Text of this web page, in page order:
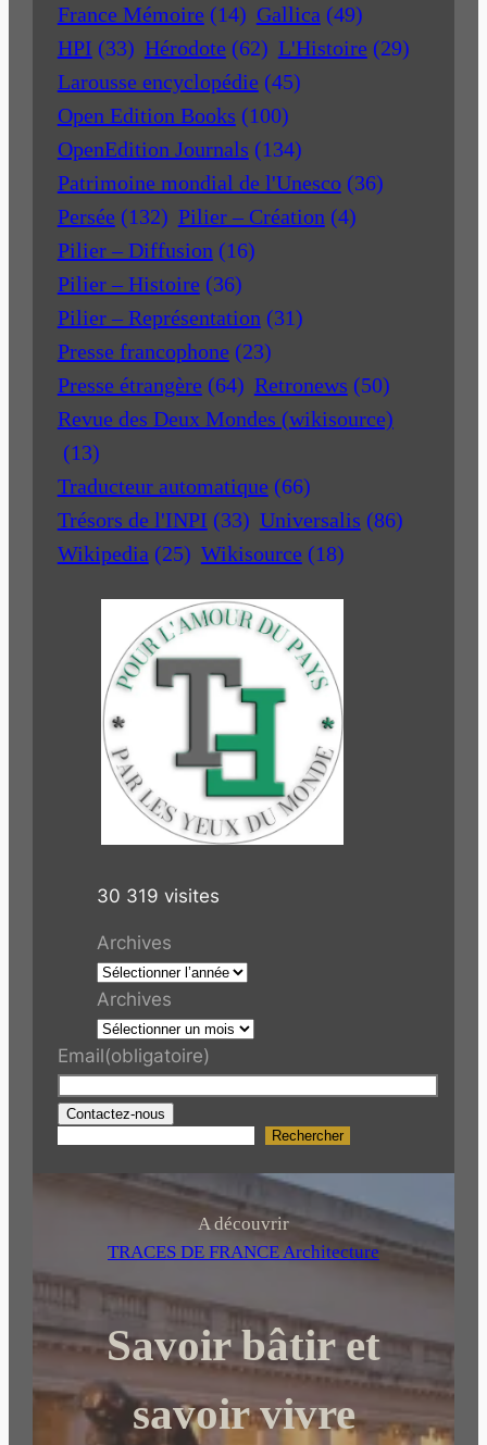
France Mémoire (14) Gallica (49)
HPI (33) Hérodote (62) L'Histoire (29)
Larousse encyclopédie (45)
Open Edition Books (100)
OpenEdition Journals (134)
Patrimoine mondial de l'Unesco (36)
Persée (132) Pilier – Création (4)
Pilier – Diffusion (16)
Pilier – Histoire (36)
Pilier – Représentation (31)
Presse francophone (23)
Presse étrangère (64) Retronews (50)
Revue des Deux Mondes (wikisource)
(13)
Traducteur automatique (66)
Trésors de l'INPI (33) Universalis (86)
Wikipedia (25) Wikisource (18)
30 319 visites
Archives
Archives
Email(obligatoire)
Contactez-nous
r
h
r
Rechercher
A découvrir
TRACES DE FRANCE Architecture
Savoir bâtir et
savoir vivre